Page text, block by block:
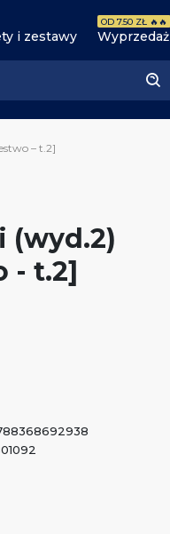
i zestawy Wyprzedaż
OD 7.50 ZŁ 🔥🔥
– t.2]
(wyd.2)
- t.2]